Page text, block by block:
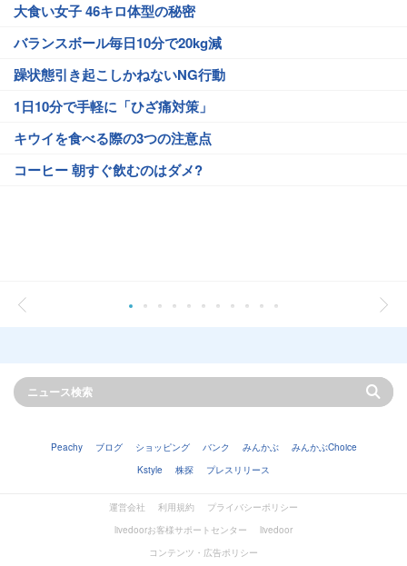
大食い女子 46キロ体型の秘密
バランスボール毎日10分で20kg減
躁状態引き起こしかねないNG行動
1日10分で手軽に「ひざ痛対策」
キウイを食べる際の3つの注意点
コーヒー 朝すぐ飲むのはダメ?
Peachy ブログ ショッピング バンク みんかぶ
みんかぶChoice
Kstyle
株探 プレスリリース
運営会社 利用規約
プライバシーポリシー
livedoorお客様サポートセンター
livedoor
コンテンツ・広告ポリシー